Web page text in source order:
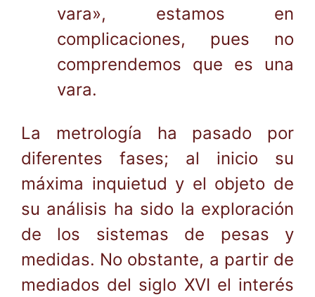
vara», estamos en
complicaciones, pues no
comprendemos que es una
vara.
La metrología ha pasado por
diferentes fases; al inicio su
máxima inquietud y el objeto de
su análisis ha sido la exploración
de los sistemas de pesas y
medidas. No obstante, a partir de
mediados del siglo XVI el interés